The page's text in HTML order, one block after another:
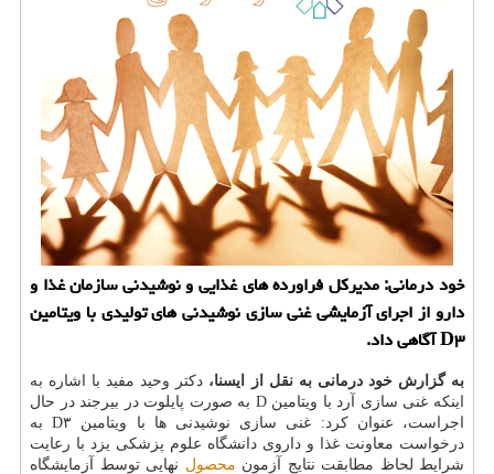
خود درمانی: مدیركل فراورده های غذایی و نوشیدنی سازمان غذا و
دارو از اجرای آزمایشی غنی سازی نوشیدنی های تولیدی با ویتامین
D۳ آگاهی داد.
به گزارش خود درمانی به نقل از ایسنا، دكتر وحید مفید با اشاره به
اینكه غنی سازی آرد با ویتامین D به صورت پایلوت در بیرجند در حال
اجراست، عنوان كرد: غنی سازی نوشیدنی ها با ویتامین D۳ به
درخواست معاونت غذا و داروی دانشگاه علوم پزشكی یزد با رعایت
شرایط لحاظ مطابقت نتایج آزمون محصول نهایی توسط آزمایشگاه